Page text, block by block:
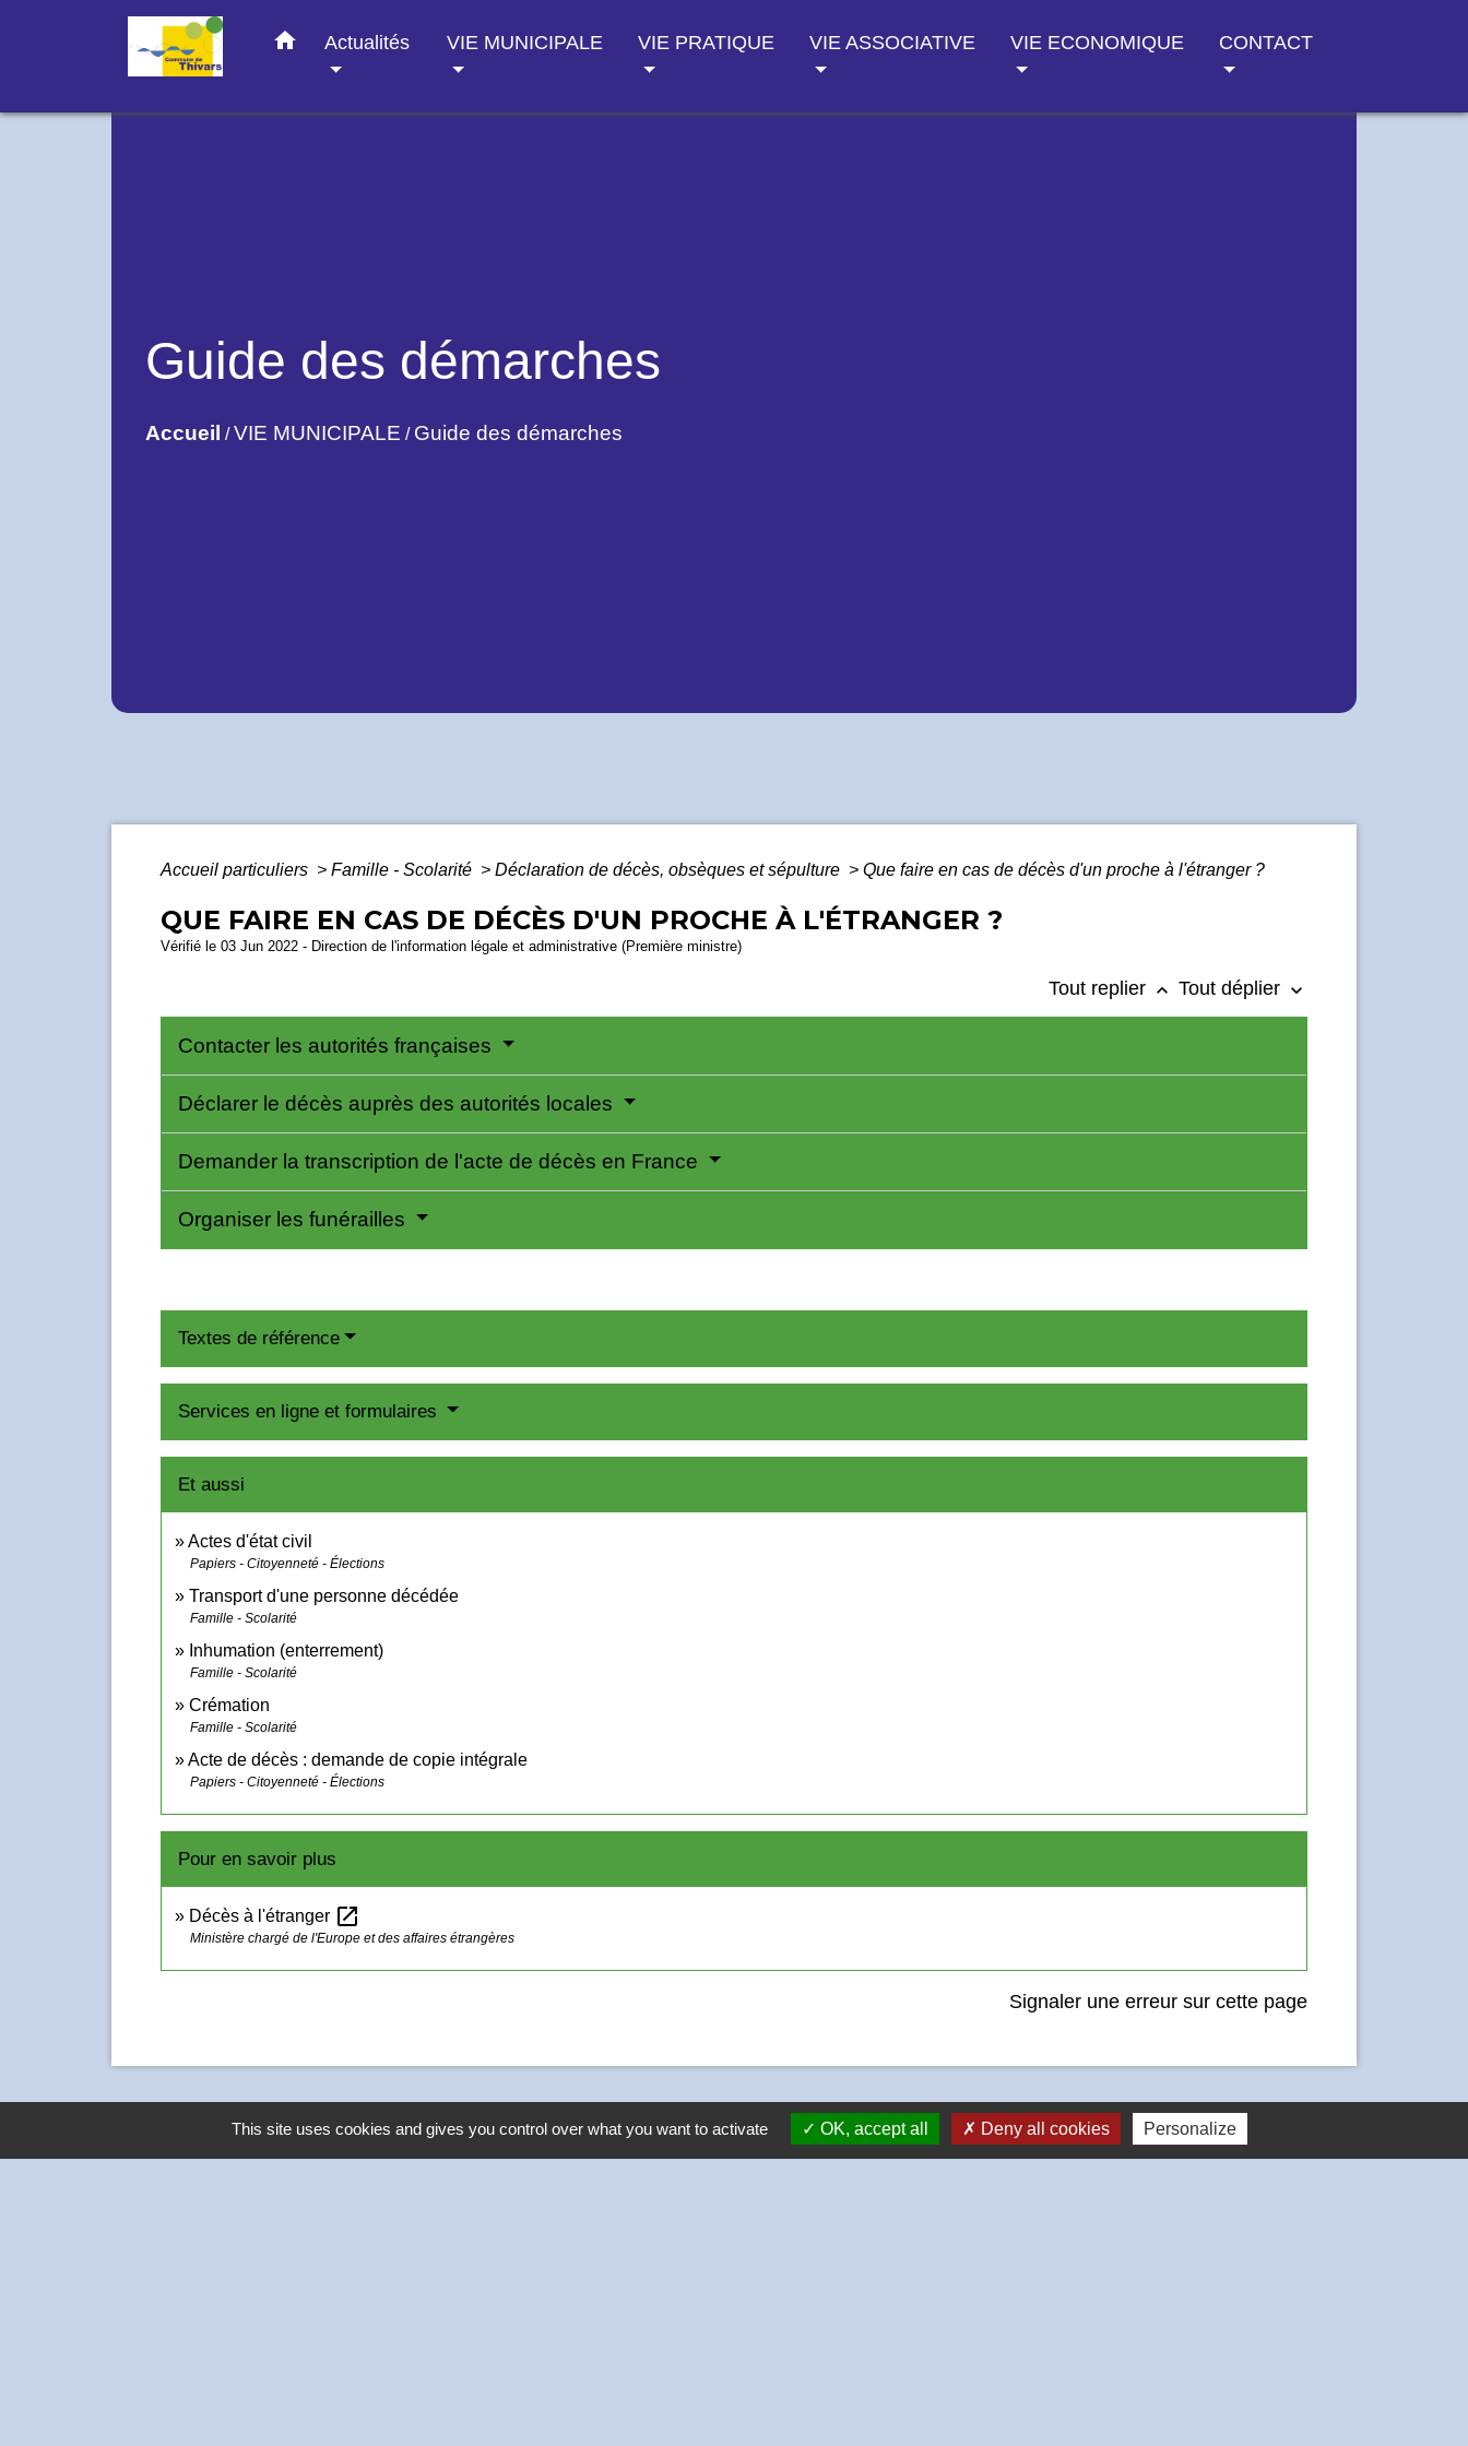
home Actualités VIE MUNICIPALE VIE PRATIQUE VIE ASSOCIATIVE VIE ECONOMIQUE CONTACT
Guide des démarches
Accueil /VIE MUNICIPALE / Guide des démarches
Accueil particuliers > Famille - Scolarité > Déclaration de décès, obsèques et sépulture > Que faire en cas de décès d'un proche à l'étranger ?
QUE FAIRE EN CAS DE DÉCÈS D'UN PROCHE À L'ÉTRANGER ?
Vérifié le 03 Jun 2022 - Direction de l'information légale et administrative (Première ministre)
Tout replier keyboard_arrow_up Tout déplier keyboard_arrow_down
Contacter les autorités françaises
Déclarer le décès auprès des autorités locales
Demander la transcription de l'acte de décès en France
Organiser les funérailles
Textes de référence
Services en ligne et formulaires
Et aussi
Actes d'état civil
Papiers - Citoyenneté - Élections
Transport d'une personne décédée
Famille - Scolarité
Inhumation (enterrement)
Famille - Scolarité
Crémation
Famille - Scolarité
Acte de décès : demande de copie intégrale
Papiers - Citoyenneté - Élections
Pour en savoir plus
Décès à l'étranger open_in_new
Ministère chargé de l'Europe et des affaires étrangères
Signaler une erreur sur cette page
This site uses cookies and gives you control over what you want to activate OK, accept all Deny all cookies Personalize